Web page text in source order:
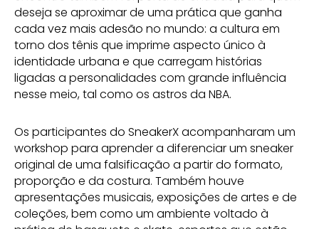
deseja se aproximar de uma prática que ganha
cada vez mais adesão no mundo: a cultura em
torno dos tênis que imprime aspecto único à
identidade urbana e que carregam histórias
ligadas a personalidades com grande influência
nesse meio, tal como os astros da NBA.
Os participantes do SneakerX acompanharam um
workshop para aprender a diferenciar um sneaker
original de uma falsificação a partir do formato,
proporção e da costura. Também houve
apresentações musicais, exposições de artes e de
coleções, bem como um ambiente voltado à